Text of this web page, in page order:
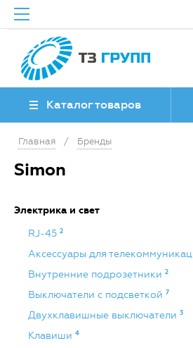
Каталог товаров
Главная / Бренды
Simon
Электрика и свет
RJ-45 2
Аксессуары для
Внутренние подрозетники 2
Выключатели с подсветкой 7
Двухклавишные выключатели 3
Клавиши 4